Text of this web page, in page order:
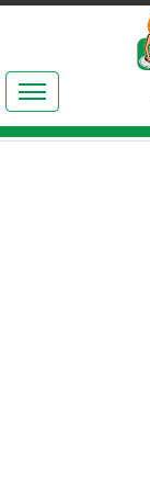
இலக்கியங்கள்
தமிழ் உலகம்